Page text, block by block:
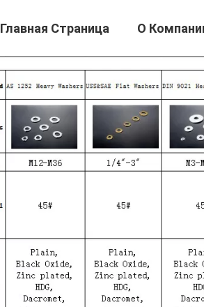
Главная Страница О